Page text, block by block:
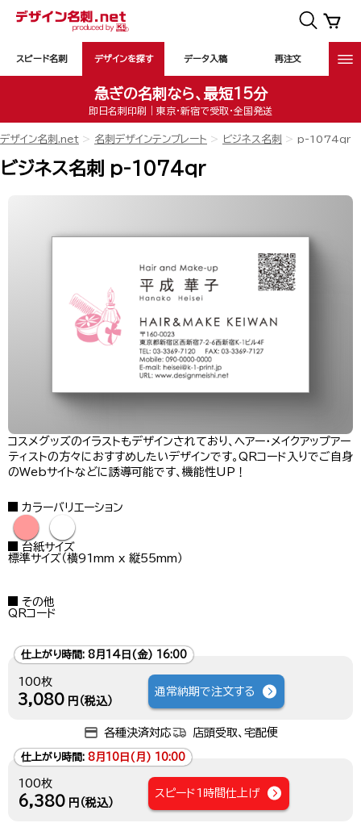
スピード名刺 デザインを探す データ入稿 再注文
急ぎの名刺なら、最短15分
即日名刺印刷｜東京・新宿で受取・全国発送
デザイン名刺.net 名刺デザインテンプレート ビジネス名刺 p-1074qr
ビジネス名刺 p-1074qr
コスメグッズのイラストもデザインされており、ヘアー・メイクアップアー
ティストの方々におすすめしたいデザインです。QRコード入りでご自身
のWebサイトなどに誘導可能です、機能性UP！
カラーバリエーション
● ●
台紙サイズ
標準サイズ（横91mm x 縦55mm）
その他
QRコード
仕上がり時間: 8月14日(金) 16:00
100枚
3,080 円（税込）
通常納期で注文する
各種決済対応 店頭受取、宅配便
仕上がり時間: 8月10日(月) 10:00
100枚
6,380 円（税込）
スピード1時間仕上げ